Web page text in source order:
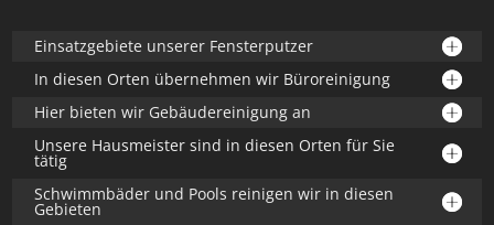
Einsatzgebiete unserer Fensterputzer
In diesen Orten übernehmen wir Büroreinigung
Hier bieten wir Gebäudereinigung an
Unsere Hausmeister sind in diesen Orten für Sie
tätig
Schwimmbäder und Pools reinigen wir in diesen
Gebieten